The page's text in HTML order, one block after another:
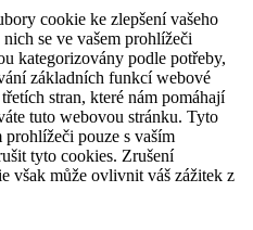
cookie ke zlepšení vašeho
se ve vašem prohlížeči
kategorizovány podle potřeby,
základních funkcí webové
stran, které nám pomáhají
tuto webovou stránku. Tyto
pouze s vaším
tyto cookies. Zrušení
však může ovlivnit váš zážitek z